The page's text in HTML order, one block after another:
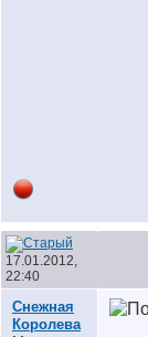
17.01.2012,
22:40
Снежная
Королева